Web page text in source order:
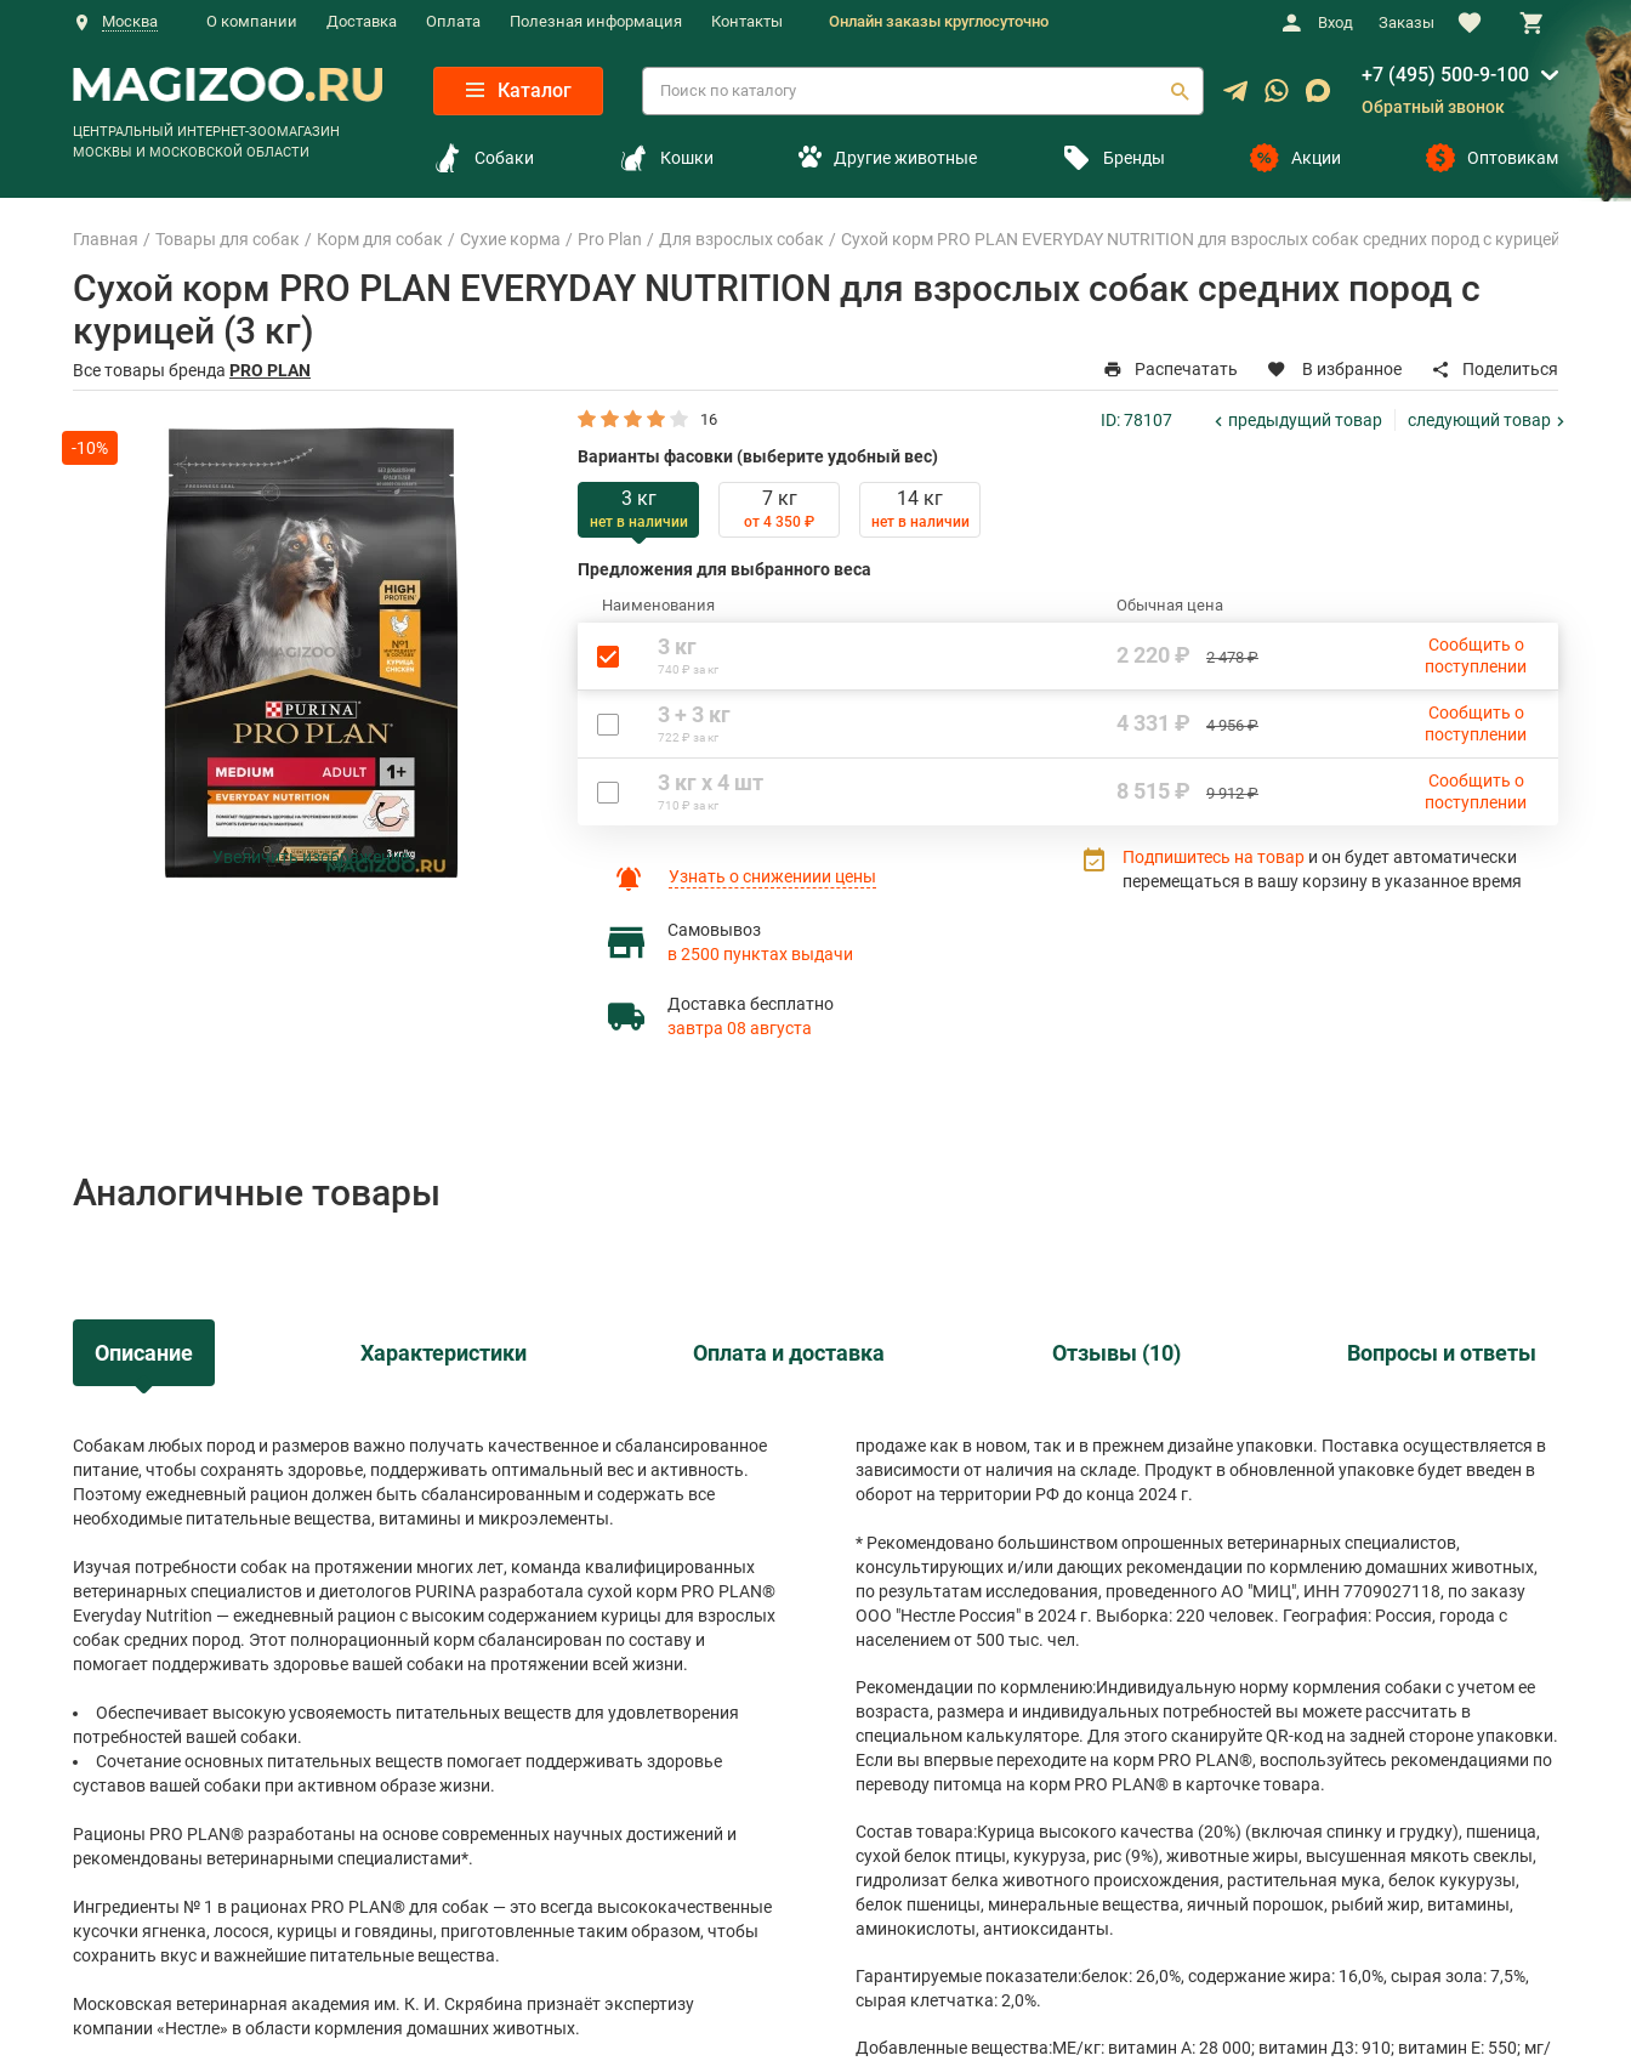
Москва О компании Доставка Оплата Полезная информация Контакты Онлайн заказы круглосуточно Вход Заказы
ЦЕНТРАЛЬНЫЙ ИНТЕРНЕТ-ЗООМАГАЗИН
МОСКВЫ И МОСКОВСКОЙ ОБЛАСТИ
Каталог
+7 (495) 500-9-100
Обратный звонок
Собаки Кошки Другие животные Бренды Акции Оптовикам
Главная Товары для собак Корм для собак Сухие корма Pro Plan Для взрослых собак Сухой корм PRO PLAN EVERYDAY NUTRITION для взрослых собак средних пород с курицей (3 кг)
Сухой корм PRO PLAN EVERYDAY NUTRITION для взрослых собак средних пород с
курицей (3 кг)
Все товары бренда PRO PLAN Распечатать В избранное Поделиться
-10%
Увеличить изображение
16 ID: 78107 предыдущий товар следующий товар
Варианты фасовки (выберите удобный вес)
3 кг
нет в наличии
7 кг
от 4 350 ₽
14 кг
нет в наличии
Предложения для выбранного веса
Наименования Обычная цена
3 кг
740 ₽ за кг
2 220 ₽ 2 478 ₽
Сообщить о
поступлении
3 + 3 кг
722 ₽ за кг
4 331 ₽ 4 956 ₽
Сообщить о
поступлении
3 кг х 4 шт
710 ₽ за кг
8 515 ₽ 9 912 ₽
Сообщить о
поступлении
Узнать о снижениии цены
Самовывоз
в 2500 пунктах выдачи
Доставка бесплатно
завтра 08 августа
Подпишитесь на товар и он будет автоматически
перемещаться в вашу корзину в указанное время
Аналогичные товары
Описание Характеристики Оплата и доставка Отзывы (10) Вопросы и ответы
Собакам любых пород и размеров важно получать качественное и сбалансированное
питание, чтобы сохранять здоровье, поддерживать оптимальный вес и активность.
Поэтому ежедневный рацион должен быть сбалансированным и содержать все
необходимые питательные вещества, витамины и микроэлементы.
Изучая потребности собак на протяжении многих лет, команда квалифицированных
ветеринарных специалистов и диетологов PURINA разработала сухой корм PRO PLAN®
Everyday Nutrition — ежедневный рацион с высоким содержанием курицы для взрослых
собак средних пород. Этот полнорационный корм сбалансирован по составу и
помогает поддерживать здоровье вашей собаки на протяжении всей жизни.
Обеспечивает высокую усвояемость питательных веществ для удовлетворения
потребностей вашей собаки.
Сочетание основных питательных веществ помогает поддерживать здоровье
суставов вашей собаки при активном образе жизни.
Рационы PRO PLAN® разработаны на основе современных научных достижений и
рекомендованы ветеринарными специалистами*.
Ингредиенты № 1 в рационах PRO PLAN® для собак — это всегда высококачественные
кусочки ягненка, лосося, курицы и говядины, приготовленные таким образом, чтобы
сохранить вкус и важнейшие питательные вещества.
Московская ветеринарная академия им. К. И. Скрябина признаёт экспертизу
компании «Нестле» в области кормления домашних животных.
продаже как в новом, так и в прежнем дизайне упаковки. Поставка осуществляется в
зависимости от наличия на складе. Продукт в обновленной упаковке будет введен в
оборот на территории РФ до конца 2024 г.
* Рекомендовано большинством опрошенных ветеринарных специалистов,
консультирующих и/или дающих рекомендации по кормлению домашних животных,
по результатам исследования, проведенного АО "МИЦ", ИНН 7709027118, по заказу
ООО "Нестле Россия" в 2024 г. Выборка: 220 человек. География: Россия, города с
населением от 500 тыс. чел.
Рекомендации по кормлению:Индивидуальную норму кормления собаки с учетом ее
возраста, размера и индивидуальных потребностей вы можете рассчитать в
специальном калькуляторе. Для этого сканируйте QR-код на задней стороне упаковки.
Если вы впервые переходите на корм PRO PLAN®, воспользуйтесь рекомендациями по
переводу питомца на корм PRO PLAN® в карточке товара.
Состав товара:Курица высокого качества (20%) (включая спинку и грудку), пшеница,
сухой белок птицы, кукуруза, рис (9%), животные жиры, высушенная мякоть свеклы,
гидролизат белка животного происхождения, растительная мука, белок кукурузы,
белок пшеницы, минеральные вещества, яичный порошок, рыбий жир, витамины,
аминокислоты, антиоксиданты.
Гарантируемые показатели:белок: 26,0%, содержание жира: 16,0%, сырая зола: 7,5%,
сырая клетчатка: 2,0%.
Добавленные вещества:МЕ/кг: витамин А: 28 000; витамин Д3: 910; витамин E: 550; мг/